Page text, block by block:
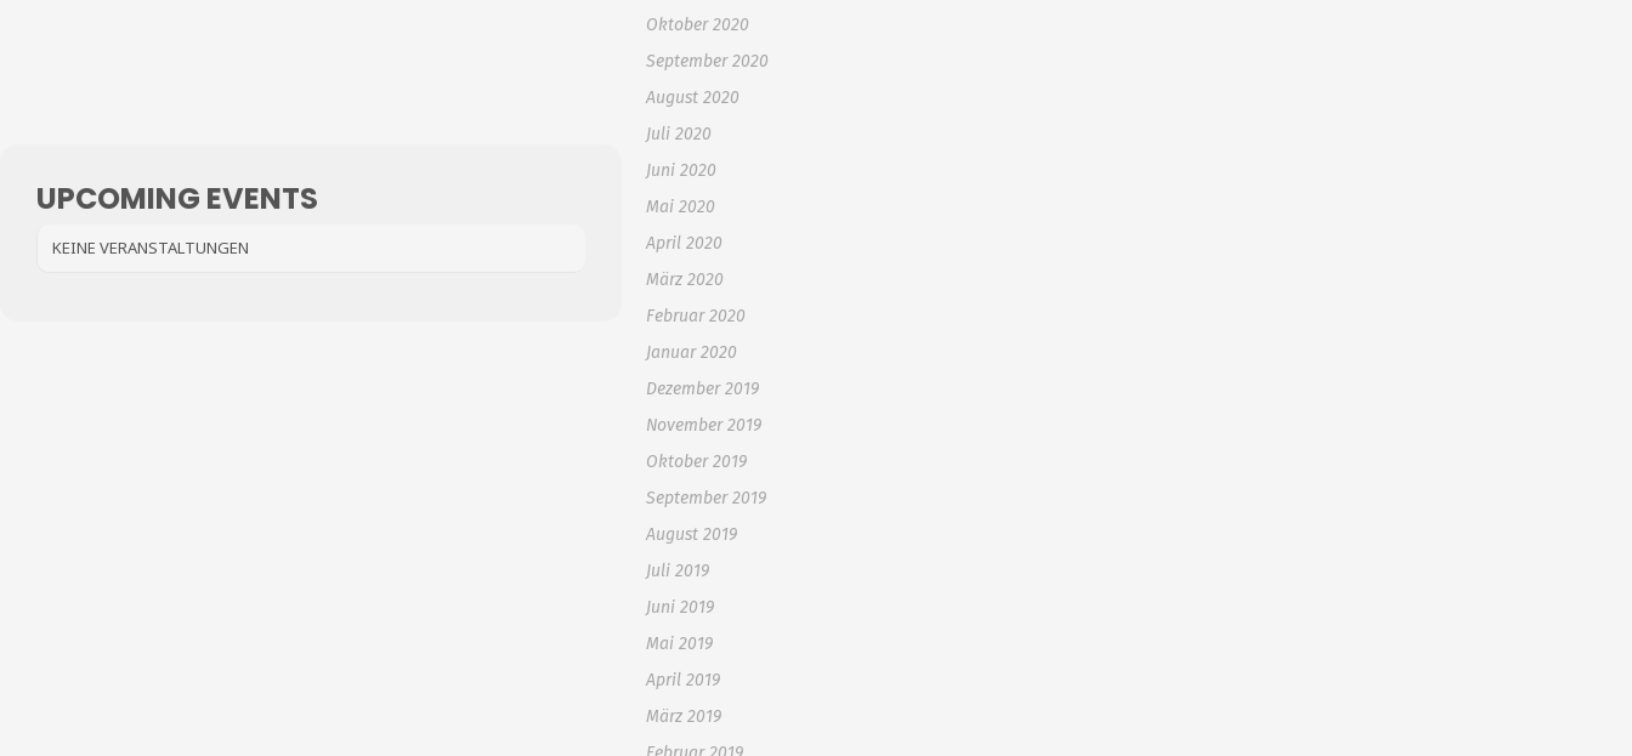
UPCOMING EVENTS
KEINE VERANSTALTUNGEN
Oktober 2020
September 2020
August 2020
Juli 2020
Juni 2020
Mai 2020
April 2020
März 2020
Februar 2020
Januar 2020
Dezember 2019
November 2019
Oktober 2019
September 2019
August 2019
Juli 2019
Juni 2019
Mai 2019
April 2019
März 2019